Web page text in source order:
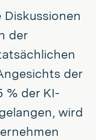
der
der
% der KI-
wird